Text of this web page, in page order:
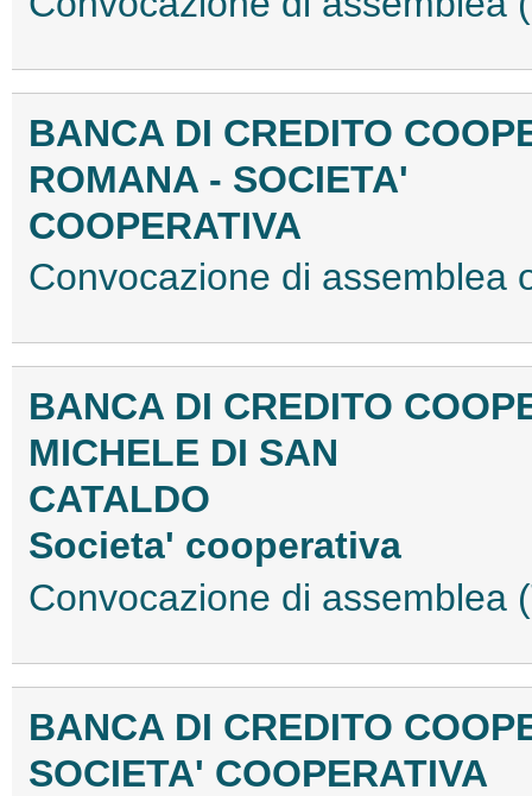
BANCA DI CREDITO
ROMANA - SOCIETA'
COOPERATIVA
Convocazione di assemblea
BANCA DI CREDITO
MICHELE DI SAN
CATALDO
Societa' cooperativa
Convocazione di assemblea
BANCA DI CREDITO
SOCIETA' COOPERATIVA